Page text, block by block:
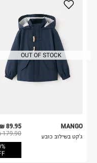
OUT OF STOCK
89.95 ₪
179.90 ₪
MANGO
ג'קט בשילוב כובע